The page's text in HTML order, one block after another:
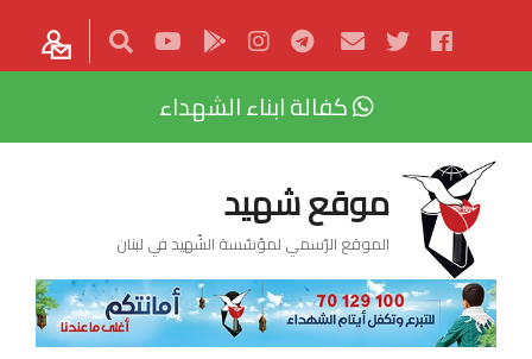
كفالة ابناء الشهداء
موقع شهيد
الموقع الرّسمي لمؤسّسة الشّهيد في لبنان